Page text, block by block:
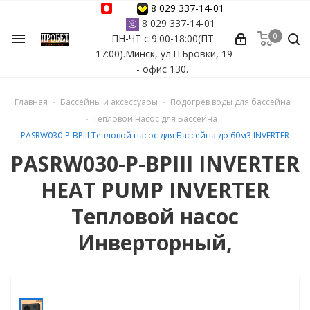
menu
8 029 337-14-01
8 029 337-14-01
ПН-ЧТ с 9:00-18:00(ПТ
-17:00).Минск, ул.П.Бровки, 19
- офис 130.
бассейнов
0
Главная Бассейны и аксессуары
Подогрев воды для бассейна
Тепловой насос для Бассейна
PASRW030-P-BPIII Тепловой насос для Бассейна до 60м3 INVERTER
PASRW030-P-BPIII INVERTER
HEAT PUMP INVERTER
Тепловой насос
Инверторный,